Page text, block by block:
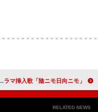
Travis Japan、ニューシングルはドラマ挿入歌「陰ニモ日向ニモ」
RELATED NEWS